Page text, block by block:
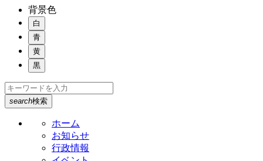
背景色
白
青
黄
黒
search検索
ホーム
お知らせ
行政情報